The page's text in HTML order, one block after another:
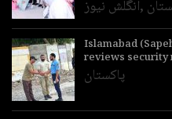
انگلش نیوز,
Islamabad
reviews security
پاکستان